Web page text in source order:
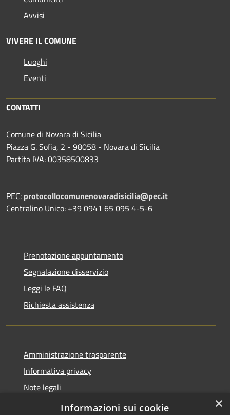
Avvisi
VIVERE IL COMUNE
Luoghi
Eventi
CONTATTI
Comune di Novara di Sicilia
Piazza G. Sofia, 2 - 98058 - Novara di Sicilia
Partita IVA: 00358500833
PEC: protocollocomunenovaradisicilia@pec.it
Centralino Unico: +39 0941 65 095 4-5-6
Prenotazione appuntamento
Segnalazione disservizio
Leggi le FAQ
Richiesta assistenza
Amministrazione trasparente
Informativa privacy
Note legali
Dichiarazione di accessibilità
×
Informazioni sui cookie